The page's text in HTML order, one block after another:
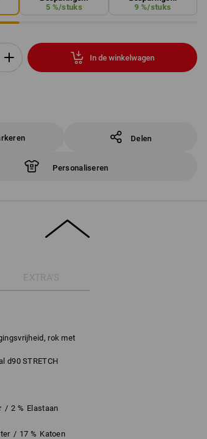
5 %/stuks
9 %/stuks
In de winkelwagen
Delen
Personaliseren
EXTRA'S
rok met
d90 STRETCH
/ 2 % Elastaan
/ 17 % Katoen